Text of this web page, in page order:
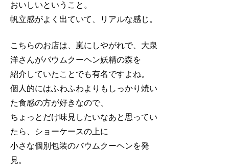
おいしいということ。
帆立感がよく出ていて、リアルな感じ。
こちらのお店は、嵐にしやがれで、大泉
洋さんがバウムクーヘン妖精の森を
紹介していたことでも有名ですよね。
個人的にはふわふわよりもしっかり焼い
た食感の方が好きなので、
ちょっとだけ味見したいなあと思ってい
たら、ショーケースの上に
小さな個別包装のバウムクーヘンを発
見。